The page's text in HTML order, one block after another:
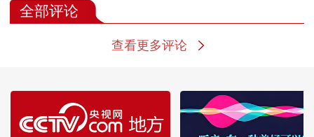
全部评论
查看更多评论